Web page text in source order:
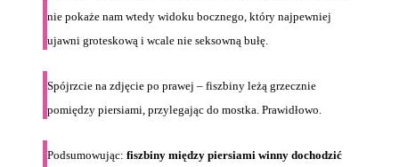
nie pokaże nam wtedy widoku bocznego, który najpewniej
ujawni groteskową i wcale nie seksowną bułę.
Spójrzcie na zdjęcie po prawej – fiszbiny leżą grzecznie
pomiędzy piersiami, przylegając do mostka. Prawidłowo.
Podsumowując: fiszbiny między piersiami winny dochodzić